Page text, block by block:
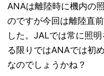
ANAは離陸時に機内の
のですが今回は離陸直
した。JALでは常に照
る限りではANAでは初
なのでしょうかね？